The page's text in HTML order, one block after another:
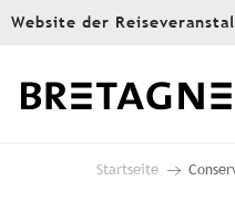
Aller
principal
Website der
Startseite